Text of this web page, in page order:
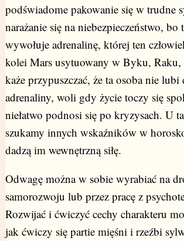
podświadome pakowanie się w trudne
narażanie się na niebezpieczeństwo, bo
wywołuje adrenalinę, której ten
kolei Mars usytuowany w Byku, Raku,
każe przypuszczać, że ta osoba nie lubi
adrenaliny, woli gdy życie toczy się
niełatwo podnosi się po kryzysach. U
szukamy innych wskaźników w
dadzą im wewnętrzną siłę.
Odwagę można w sobie wyrabiać na
samorozwoju lub przez pracę z
Rozwijać i ćwiczyć cechy charakteru
jak ćwiczy się partie mięśni i rzeźbi